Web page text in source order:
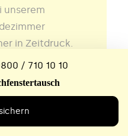
unserem
in Zeitdruck.
im Internet auf
Das war ein
und sehr
/ 710 10 10